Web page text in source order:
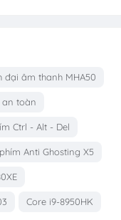
đại âm thanh MHA50
an toàn
Ctrl - Alt - Del
Anti Ghosting X5
Core i9-8950HK